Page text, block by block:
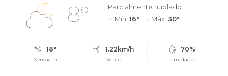
18°
Parcialmente nublado
Mín. 16° Máx. 30°
18°
Sensação
1.22km/h
Vento
70%
Umidade